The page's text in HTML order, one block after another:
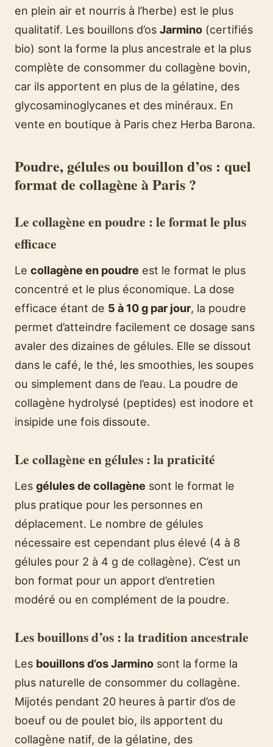
en plein air et nourris à l’herbe) est le plus
qualitatif. Les bouillons d’os Jarmino (certifiés
bio) sont la forme la plus ancestrale et la plus
complète de consommer du collagène bovin,
car ils apportent en plus de la gélatine, des
glycosaminoglycanes et des minéraux. En
vente en boutique à Paris chez Herba Barona.
Poudre, gélules ou bouillon d’os : quel
format de collagène à Paris ?
Le collagène en poudre : le format le plus
efficace
Le collagène en poudre est le format le plus
concentré et le plus économique. La dose
efficace étant de 5 à 10 g par jour, la poudre
permet d’atteindre facilement ce dosage sans
avaler des dizaines de gélules. Elle se dissout
dans le café, le thé, les smoothies, les soupes
ou simplement dans de l’eau. La poudre de
collagène hydrolysé (peptides) est inodore et
insipide une fois dissoute.
Le collagène en gélules : la praticité
Les gélules de collagène sont le format le
plus pratique pour les personnes en
déplacement. Le nombre de gélules
nécessaire est cependant plus élevé (4 à 8
gélules pour 2 à 4 g de collagène). C’est un
bon format pour un apport d’entretien
modéré ou en complément de la poudre.
Les bouillons d’os : la tradition ancestrale
Les bouillons d’os Jarmino sont la forme la
plus naturelle de consommer du collagène.
Mijotés pendant 20 heures à partir d’os de
boeuf ou de poulet bio, ils apportent du
collagène natif, de la gélatine, des